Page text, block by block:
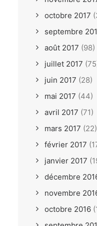
octobre 2017
septembre
août 2017 (98)
juillet 2017
juin 2017 (28)
mai 2017 (44)
avril 2017 (71)
mars 2017 (22)
février 2017
janvier 2017
décembre
novembre
octobre 2016